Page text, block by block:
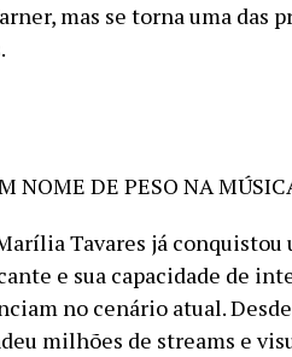
mas se torna uma das
NOME DE PESO NA
Tavares já
e sua capacidade de
no cenário atual.
milhões de streams e